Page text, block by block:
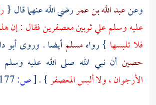
وعنعبد الله بن عمررضي الله عنهما قال {
عليه وسلم علي ثوبين معصفرين فقال : إن
فلا تلبسها } رواهمسلمأيضا . وروىأبو
حصين أن نبي الله صلى الله عليه
الأرجوان ، ولا ألبس المعصفر} .
[ص: